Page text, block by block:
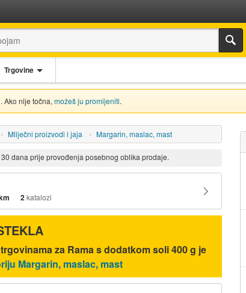
Trgovine
Ako nije točna, možeš ju promijeniti.
Mliječni proizvodi i jaja Margarin, maslac, mast
dana prije provođenja posebnog oblika prodaje.
2katalozi
za Rama s dodatkom soli 400 g je
Margarin, maslac, mast